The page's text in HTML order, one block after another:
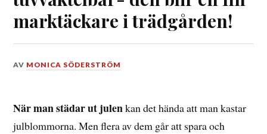
marktäckare i trädgården!
DEN
2021
AV MONICA SÖDERSTRÖM
När man städar ut julenkan det hända att man kastar
julblommorna. Men flera av dem går att spara och